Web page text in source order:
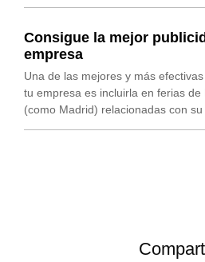
Consigue la mejor
empresa
Una de las mejores y más
tu empresa es incluirla en ferias
(como Madrid) relacionadas con su